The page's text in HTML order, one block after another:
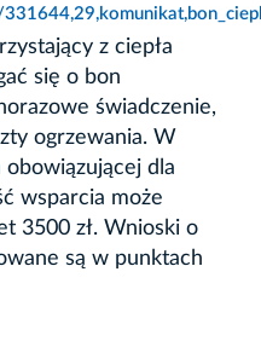
z ciepła
się o bon
świadczenie,
ogrzewania. W
obowiązującej dla
wsparcia może
3500 zł. Wnioski o
są w punktach